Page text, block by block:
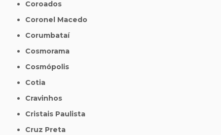
Coroados
Coronel Macedo
Corumbataí
Cosmorama
Cosmópolis
Cotia
Cravinhos
Cristais Paulista
Cruz Preta